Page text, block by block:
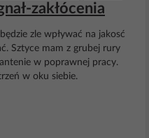
zakłócenia
zle wpływać na jakosć
Sztyce mam z grubej rury
w poprawnej pracy.
w oku siebie.